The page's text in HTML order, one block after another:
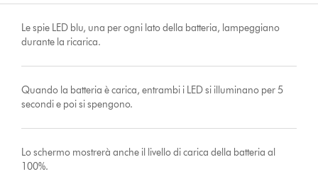
Le spie LED blu, una per ogni lato della batteria, lampeggiano
durante la ricarica.
Quando la batteria è carica, entrambi i LED si illuminano per 5
secondi e poi si spengono.
Lo schermo mostrerà anche il livello di carica della batteria al
100%.